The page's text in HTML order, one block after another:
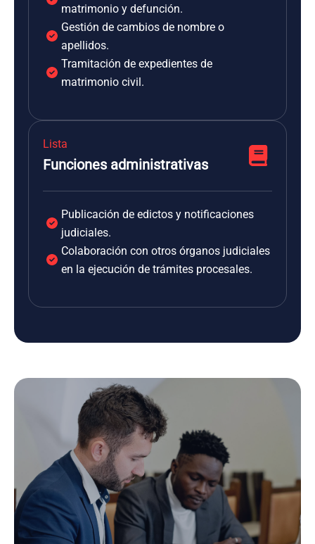
matrimonio y defunción.
Gestión de cambios de nombre o
apellidos.
Tramitación de expedientes de
matrimonio civil.
Lista
Funciones administrativas
Publicación de edictos y notificaciones
judiciales.
Colaboración con otros órganos judiciales
en la ejecución de trámites procesales.